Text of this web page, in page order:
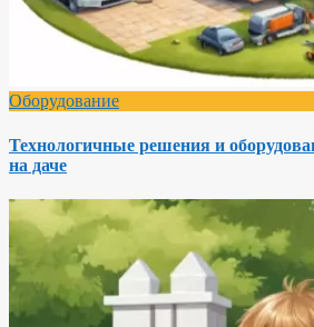
Оборудование
Технологичные решения и
на даче